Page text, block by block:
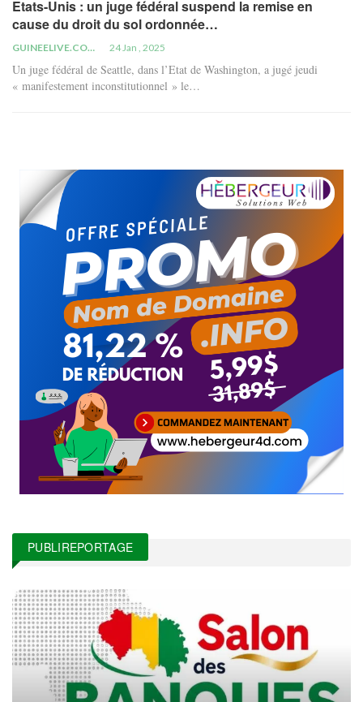
Etats-Unis : un juge fédéral suspend la remise en
cause du droit du sol ordonnée…
GUINEELIVE.COM 24 Jan , 2025
Un juge fédéral de Seattle, dans l’Etat de Washington, a jugé jeudi
« manifestement inconstitutionnel » le…
PUBLIREPORTAGE